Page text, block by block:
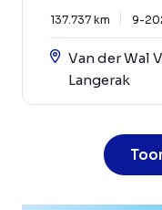
137.737 km 9-
Van der Wal
Langerak